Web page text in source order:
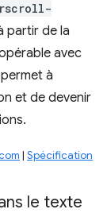
partir de la
avec
à
et de devenir
| Spécification
le texte